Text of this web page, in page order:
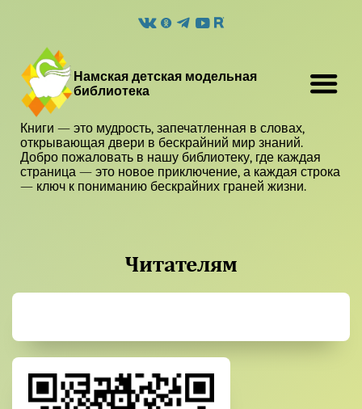
Намская детская модельная
библиотека
Книги — это мудрость, запечатленная в словах,
открывающая двери в бескрайний мир знаний.
Добро пожаловать в нашу библиотеку, где каждая
страница — это новое приключение, а каждая строка
— ключ к пониманию бескрайних граней жизни.
Читателям